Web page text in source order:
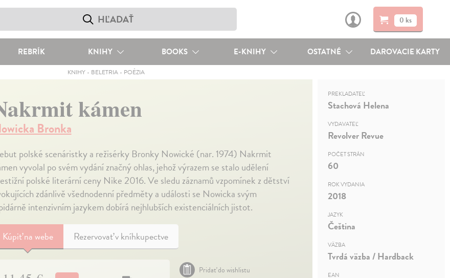
0 ks
REBRÍK KNIHY BOOKS E-KNIHY OSTATNÉ DAROVACIE KARTY
KNIHY - BELETRIA - POÉZIA
kámen
Bronka
polské scenáristky a režisérky Bronky Nowické (nar. 1974) Nakrmit
vyvolal po svém vydání značný ohlas, jehož výrazem se stalo udělení
polské literární ceny Nike 2016. Ve sledu záznamů vzpomínek z dětství
zdánlivě všednodenní předměty a události se Nowicka svým
intenzivním jazykem dobírá nejhlubších existenciálních jistot.
Kúpiťna webe Rezervovať v kníhkupectve
Pridať do wishlistu
PREKLADATEĽ
Stachová Helena
VYDAVATEĽ
Revolver Revue
POČET STRÁN
60
ROK VYDANIA
2018
JAZYK
Čeština
VÄZBA
Tvrdá väzba / Hardback
EAN